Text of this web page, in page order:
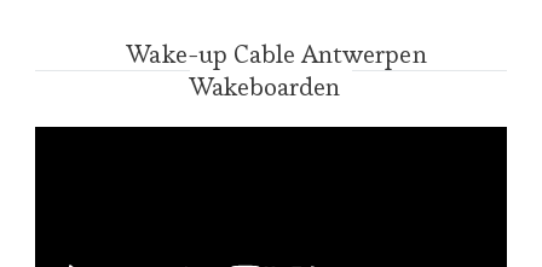
Wake-up Cable Antwerpen
Wakeboarden